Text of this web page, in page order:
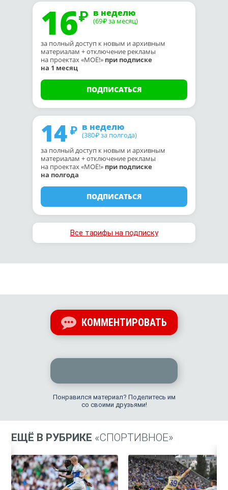
16 в неделю
(69₽ за месяц)
за полный доступ к новым и архивным
материалам + отключение рекламы
на проектах «МОЁ!» при подписке
на 1 месяц
ПОДПИСАТЬСЯ
14 в неделю
(380₽ за полгода)
за полный доступ к новым и архивным
материалам + отключение рекламы
на проектах «МОЁ!» при подписке
на полгода
ПОДПИСАТЬСЯ
Все тарифы на подписку
КОММЕНТИРОВАТЬ
Понравился материал? Поделитесь им
со своими друзьями!
ЕЩЁ В РУБРИКЕ «СПОРТИВНОЕ»